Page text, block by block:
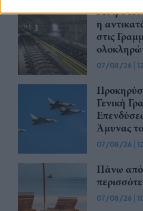
Μετρό
η
στις
07/08/26 |
Γενική
Άμυνας
07/08/26 |
Πάνω από
07/08/26 |